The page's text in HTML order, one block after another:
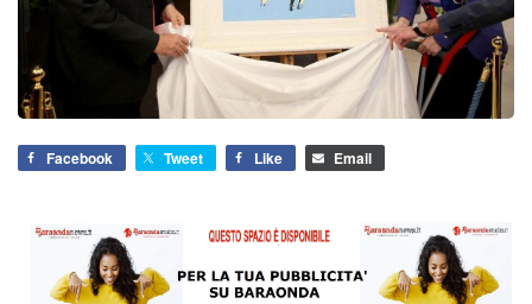
Facebook Tweet Like Email